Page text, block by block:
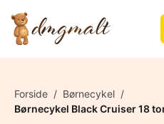
Forside / Børnecykel /
Børnecykel Black Cruiser 18